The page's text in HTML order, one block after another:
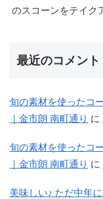
のスコーンをテイク
最近のコメント
旬の素材を使ったコ
｜金市朗 南町通り に
旬の素材を使ったコ
｜金市朗 南町通り に
美味しい♪ ただ中年